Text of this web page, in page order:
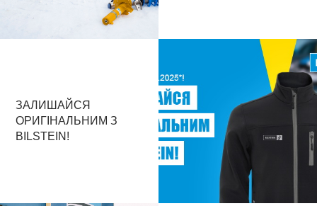
ЗАЛИШАЙСЯ
ОРИГІНАЛЬНИМ З
BILSTEIN!